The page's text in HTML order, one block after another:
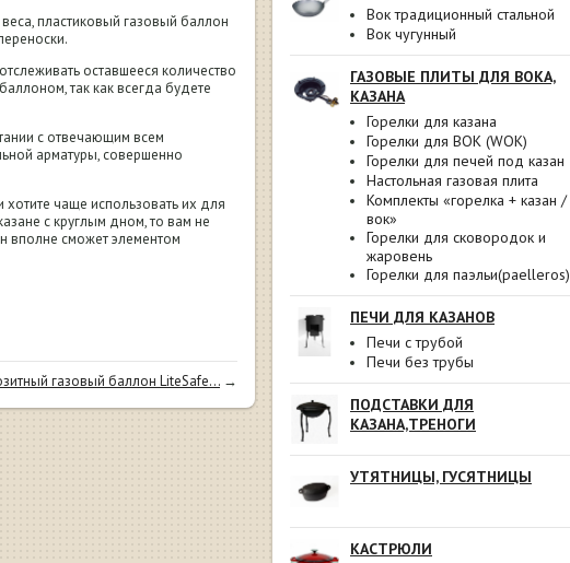
Вок традиционный стальной
Вок чугунный
ГАЗОВЫЕ ПЛИТЫ ДЛЯ ВОКА,
КАЗАНА
Горелки для казана
Горелки для ВОК (WOK)
Горелки для печей под казан
Настольная газовая плита
Комплекты «горелка + казан /
вок»
Горелки для сковородок и
жаровень
Горелки для паэльи(paelleros)
ПЕЧИ ДЛЯ КАЗАНОВ
Печи с трубой
Печи без трубы
ПОДСТАВКИ ДЛЯ
КАЗАНА,ТРЕНОГИ
УТЯТНИЦЫ, ГУСЯТНИЦЫ
КАСТРЮЛИ
пластиковый газовый баллон
оставшееся количество
так как всегда будете
с отвечающим всем
арматуры, совершенно
хотите чаще использовать их для
с круглым дном, то вам не
вполне сможет элементом
газовый баллон LiteSafe... →